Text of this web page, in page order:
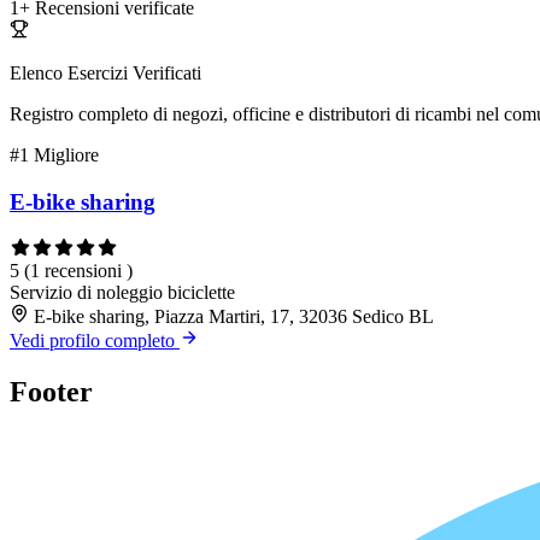
1+ Recensioni verificate
Elenco Esercizi Verificati
Registro completo di negozi, officine e distributori di ricambi nel
#1 Migliore
E-bike sharing
5 (1 recensioni )
Servizio di noleggio biciclette
E-bike sharing, Piazza Martiri, 17, 32036 Sedico BL
Vedi profilo completo
Footer